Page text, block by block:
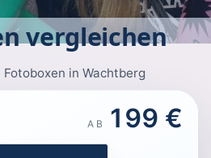
vergleichen
in Wachtberg
AB 199 €